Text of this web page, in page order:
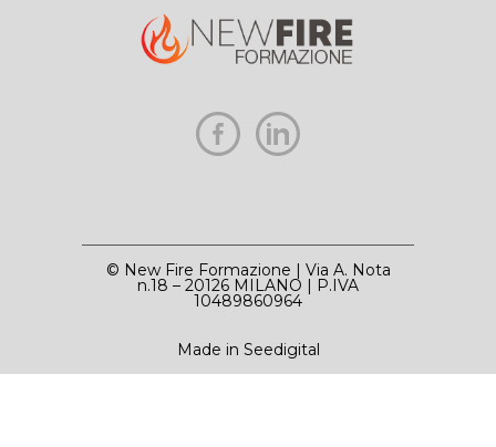
© New Fire Formazione | Via A. Nota
n.18 – 20126 MILANO | P.IVA
10489860964
Made in Seedigital